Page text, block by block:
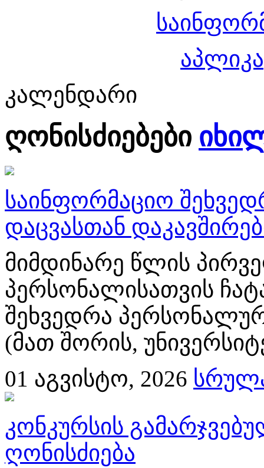
კალენდარი
ღონისძიებები
საინფორმაციო
დაცვასთან
მიმდინარე წლის
პერსონალისათვის
შეხვედრა
(მათ შორის,
01 აგვისტო, 2026
კონკურსის
ღონისძიება